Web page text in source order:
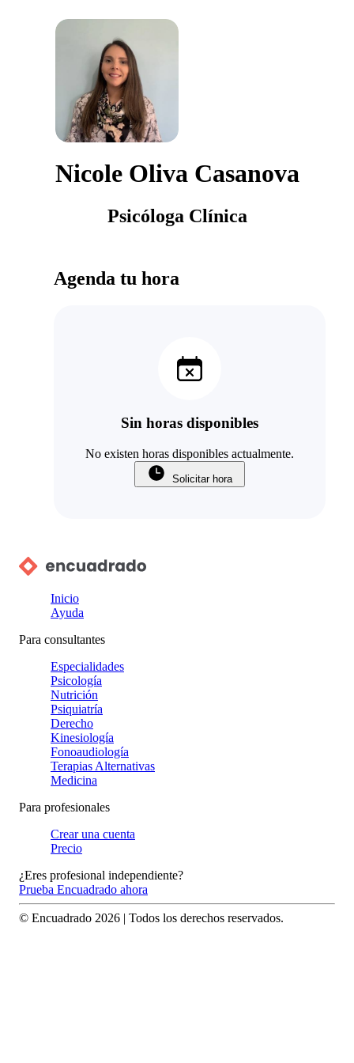
Nicole Oliva Casanova
Psicóloga Clínica
Agenda tu hora
Sin horas disponibles
No existen horas disponibles actualmente.
Solicitar hora
Inicio
Ayuda
Para consultantes
Especialidades
Psicología
Nutrición
Psiquiatría
Derecho
Kinesiología
Fonoaudiología
Terapias Alternativas
Medicina
Para profesionales
Crear una cuenta
Precio
¿Eres profesional independiente?
Prueba Encuadrado ahora
© Encuadrado 2026 | Todos los derechos reservados.